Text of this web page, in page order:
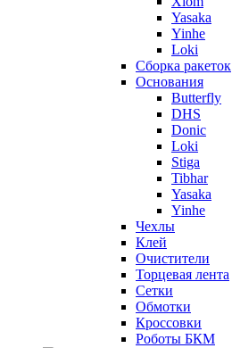
Yasaka
Yinhe
Loki
Сборка ракеток
Основания
Butterfly
DHS
Donic
Loki
Stiga
Tibhar
Yasaka
Yinhe
Чехлы
Клей
Очистители
Торцевая лента
Сетки
Обмотки
Кроссовки
Роботы БКМ